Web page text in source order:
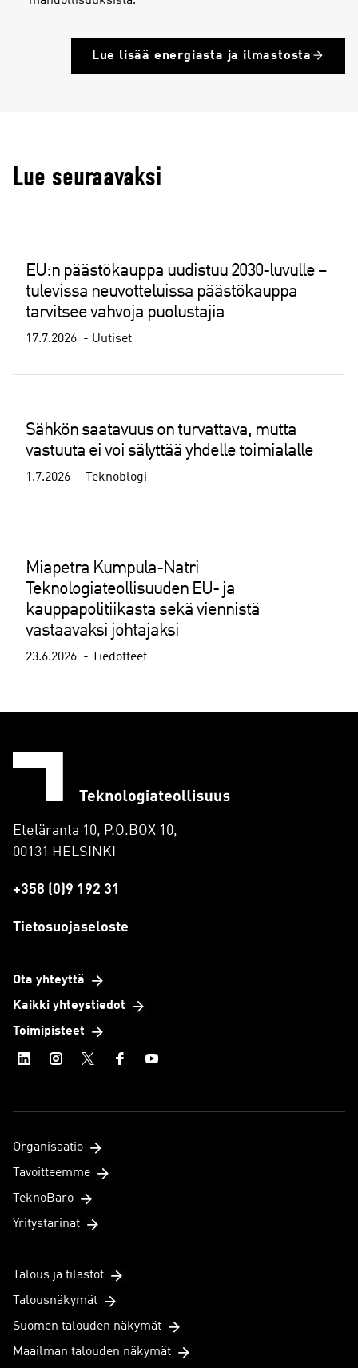
Lue lisää energiasta ja ilmastosta
Lue seuraavaksi
EU:n päästökauppa uudistuu 2030-luvulle –
tulevissa neuvotteluissa päästökauppa
tarvitsee vahvoja puolustajia
17.7.2026 Uutiset
Sähkön saatavuus on turvattava, mutta
vastuuta ei voi sälyttää yhdelle toimialalle
1.7.2026 Teknoblogi
Miapetra Kumpula-Natri
Teknologiateollisuuden EU- ja
kauppapolitiikasta sekä viennistä
vastaavaksi johtajaksi
23.6.2026 Tiedotteet
Eteläranta 10, P.O.BOX 10,
00131 HELSINKI
+358 (0)9 192 31
Tietosuojaseloste
Ota yhteyttä
Kaikki yhteystiedot
Toimipisteet
Organisaatio
Tavoitteemme
TeknoBaro
Yritystarinat
Talous ja tilastot
Talousnäkymät
Suomen talouden näkymät
Maailman talouden näkymät